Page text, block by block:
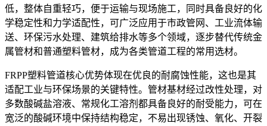
低，整体自重轻巧，便于运输与现场施工，同时具备良好的化
学稳定性和力学适配性，可广泛应用于市政管网、工业流体输
送、环保污水处理、建筑给排水等多个领域，逐步替代传统金
属管材和普通塑料管材，成为各类管道工程的常用选材。
FRPP塑料管道核心优势体现在优良的耐腐蚀性能，这也是其
适配工业与环保场景的关键特性。管材基材经过改性处理，对
多数酸碱盐溶液、常规化工溶剂都具备良好的耐受能力，可在
宽泛的酸碱环境中保持结构稳定，不易出现锈蚀、氧化、开裂